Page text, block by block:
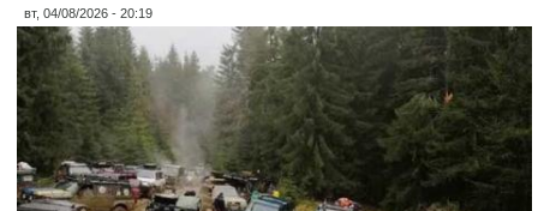
вт, 04/08/2026 - 20:19